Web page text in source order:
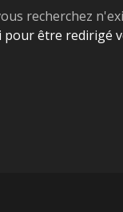
recherchez
pour être redirigé